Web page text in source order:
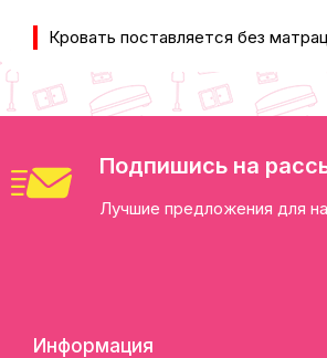
Кровать поставляется без
Подпишись на
Лучшие предложения для
Информация